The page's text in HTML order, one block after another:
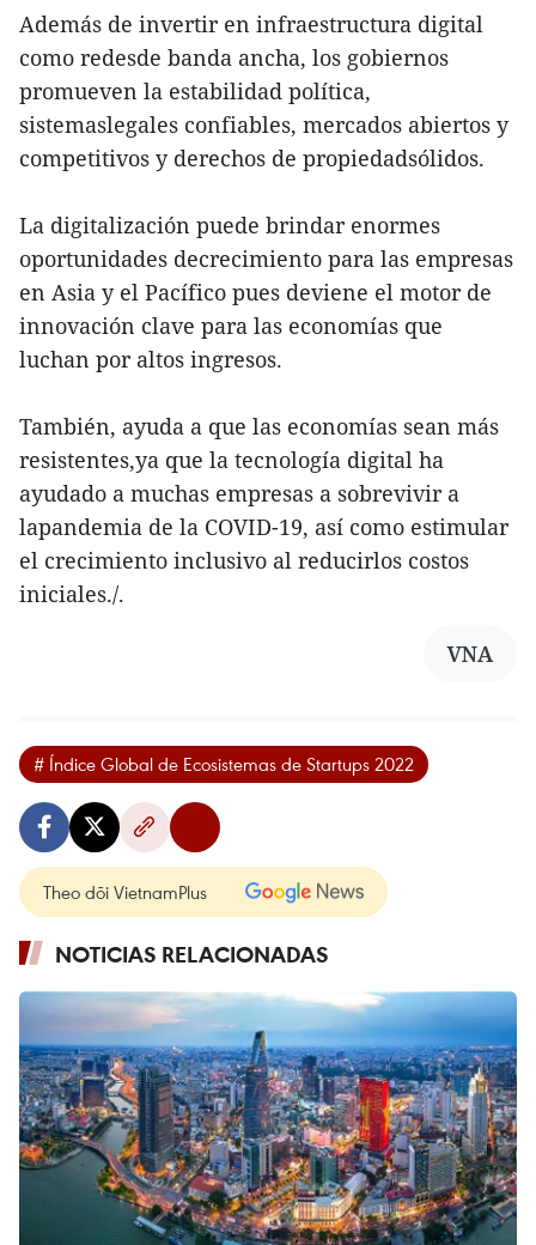
Además de invertir en infraestructura digital
como redesde banda ancha, los gobiernos
promueven la estabilidad política,
sistemaslegales confiables, mercados abiertos y
competitivos y derechos de propiedadsólidos.
La digitalización puede brindar enormes
oportunidades decrecimiento para las empresas
en Asia y el Pacífico pues deviene el motor de
innovación clave para las economías que
luchan por altos ingresos.
También, ayuda a que las economías sean más
resistentes,ya que la tecnología digital ha
ayudado a muchas empresas a sobrevivir a
lapandemia de la COVID-19, así como estimular
el crecimiento inclusivo al reducirlos costos
iniciales./.
VNA
# Índice Global de Ecosistemas de Startups 2022
Theo dõi VietnamPlus
NOTICIAS RELACIONADAS